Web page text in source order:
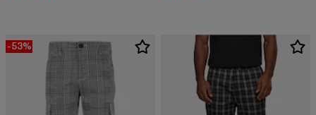
-53%